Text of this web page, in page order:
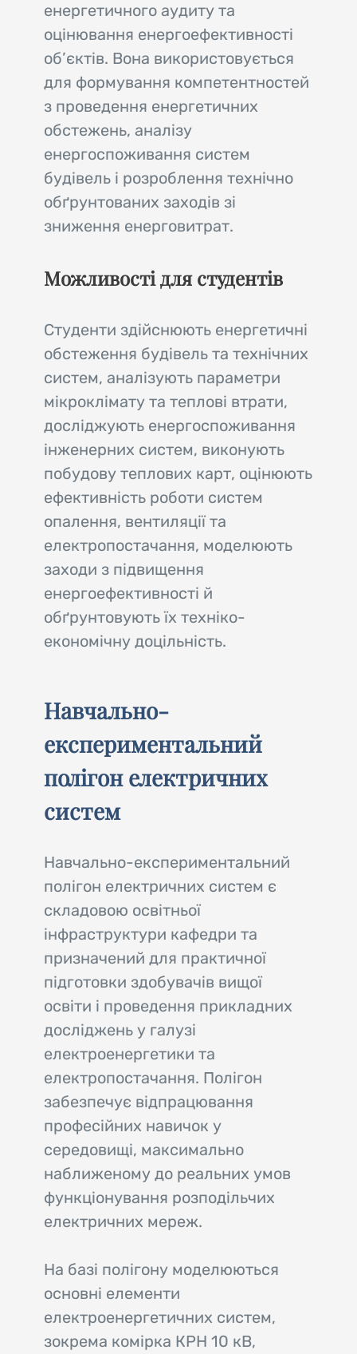
енергетичного аудиту та
оцінювання енергоефективності
об’єктів. Вона використовується
для формування компетентностей
з проведення енергетичних
обстежень, аналізу
енергоспоживання систем
будівель і розроблення технічно
обґрунтованих заходів зі
зниження енерговитрат.
Можливості для студентів
Студенти здійснюють енергетичні
обстеження будівель та технічних
систем, аналізують параметри
мікроклімату та теплові втрати,
досліджують енергоспоживання
інженерних систем, виконують
побудову теплових карт, оцінюють
ефективність роботи систем
опалення, вентиляції та
електропостачання, моделюють
заходи з підвищення
енергоефективності й
обґрунтовують їх техніко-
економічну доцільність.
Навчально-
експериментальний
полігон електричних
систем
Навчально-експериментальний
полігон електричних систем є
складовою освітньої
інфраструктури кафедри та
призначений для практичної
підготовки здобувачів вищої
освіти і проведення прикладних
досліджень у галузі
електроенергетики та
електропостачання. Полігон
забезпечує відпрацювання
професійних навичок у
середовищі, максимально
наближеному до реальних умов
функціонування розподільчих
електричних мереж.
На базі полігону моделюються
основні елементи
електроенергетичних систем,
зокрема комірка КРН 10 кВ,